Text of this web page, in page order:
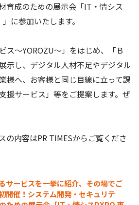
育成のための展示会「IT・情シス
に参加いたします。
ス～YOROZU～」をはじめ、「Ｂ
示し、デジタル人材不足やデジタル
様へ、お客様と同じ目線に立って課
援サービス」等をご提案します。ぜ
の内容はPR TIMESからご覧くださ
サービスを一挙に紹介、その場でご
開催！システム開発・セキュリテ